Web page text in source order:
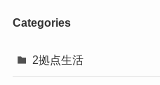
Categories
2拠点生活